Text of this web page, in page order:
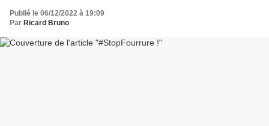
Publié le 06/12/2022 à 19:09
Par Ricard Bruno